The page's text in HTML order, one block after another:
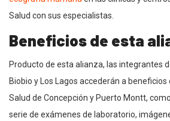
Salud con sus especialistas.
Beneficios de esta
Producto de esta alianza, las integrantes
Biobio y Los Lagos accederán a
Salud de Concepción y Puerto Montt,
serie de exámenes de laboratorio,